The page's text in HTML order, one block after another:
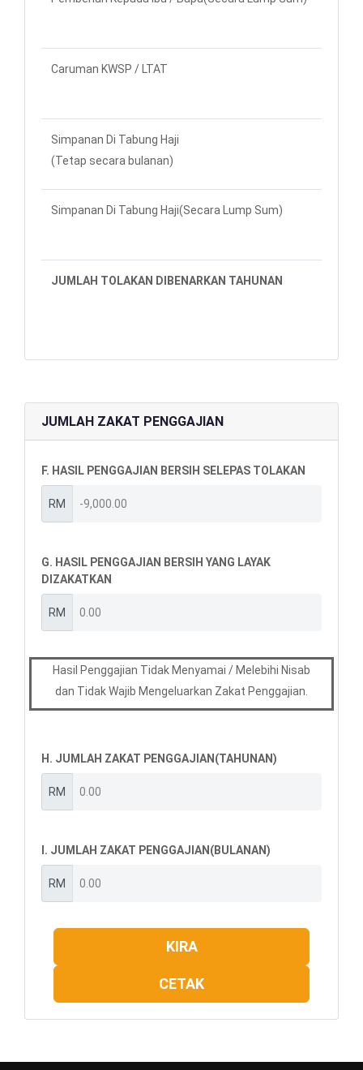
Caruman KWSP / LTAT
Simpanan Di Tabung Haji
(Tetap secara bulanan)
Simpanan Di Tabung Haji(Secara Lump Sum)
JUMLAH TOLAKAN DIBENARKAN TAHUNAN
JUMLAH ZAKAT PENGGAJIAN
F. HASIL PENGGAJIAN BERSIH SELEPAS TOLAKAN
RM
G. HASIL PENGGAJIAN BERSIH YANG LAYAK
DIZAKATKAN
RM
Hasil Penggajian Tidak Menyamai / Melebihi Nisab
dan Tidak Wajib Mengeluarkan Zakat Penggajian.
H. JUMLAH ZAKAT PENGGAJIAN(TAHUNAN)
RM
I. JUMLAH ZAKAT PENGGAJIAN(BULANAN)
RM